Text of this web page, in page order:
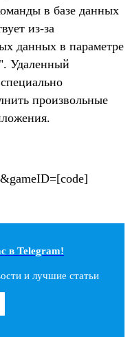
в базе данных
из-за
данных в параметре
Удаленный
произвольные
в Telegram!
и лучшие статьи